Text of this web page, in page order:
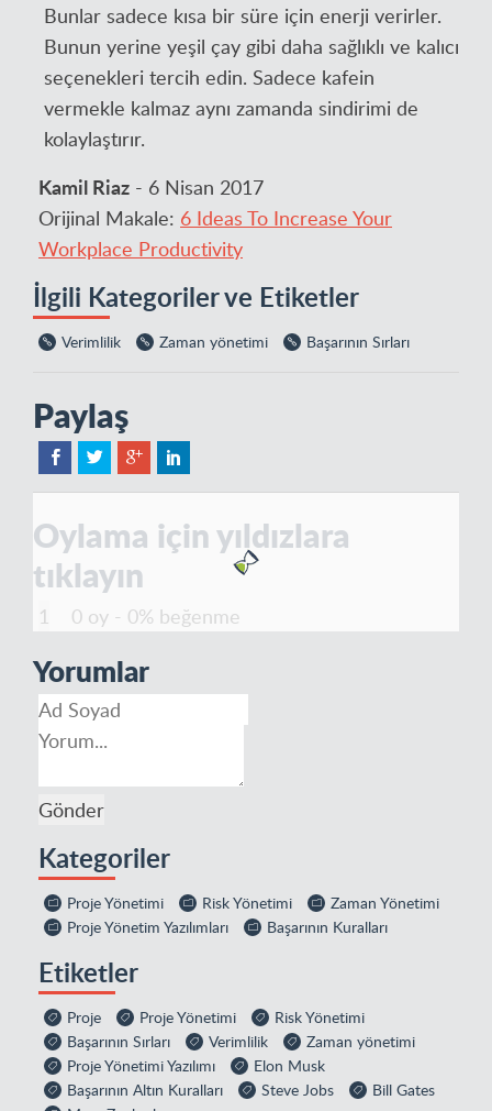
Bunlar sadece kısa bir süre için enerji verirler.
Bunun yerine yeşil çay gibi daha sağlıklı ve kalıcı
seçenekleri tercih edin. Sadece kafein
vermekle kalmaz aynı zamanda sindirimi de
kolaylaştırır.
Kamil Riaz - 6 Nisan 2017
Orijinal Makale: 6 Ideas To Increase Your
Workplace Productivity
İlgili Kategoriler ve Etiketler
Verimlilik Zaman yönetimi Başarının Sırları
Paylaş
Oylama için yıldızlara
tıklayın
0 oy - 0% beğenme
Yorumlar
Kategoriler
Proje Yönetimi Risk Yönetimi
Zaman Yönetimi
Proje Yönetim Yazılımları
Başarının Kuralları
Etiketler
Proje Proje Yönetimi
Risk Yönetimi
Başarının Sırları
Verimlilik
Zaman yönetimi
Proje Yönetimi Yazılımı
Elon Musk
Başarının Altın Kuralları
Steve Jobs
Bill Gates